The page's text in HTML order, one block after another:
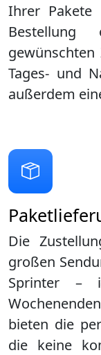
Die
großen
Sprinter
bieten die
die keine
Ihrer Pakete
Tages- und
außerdem